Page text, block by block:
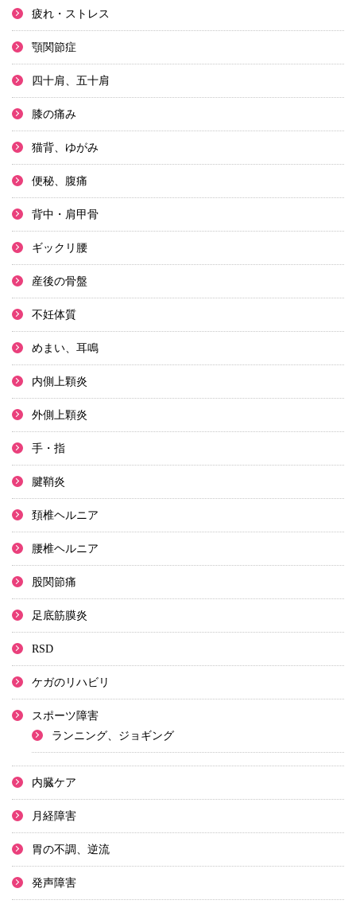
疲れ・ストレス
顎関節症
四十肩、五十肩
膝の痛み
猫背、ゆがみ
便秘、腹痛
背中・肩甲骨
ギックリ腰
産後の骨盤
不妊体質
めまい、耳鳴
内側上顆炎
外側上顆炎
手・指
腱鞘炎
頚椎ヘルニア
腰椎ヘルニア
股関節痛
足底筋膜炎
RSD
ケガのリハビリ
スポーツ障害
ランニング、ジョギング
内臓ケア
月経障害
胃の不調、逆流
発声障害